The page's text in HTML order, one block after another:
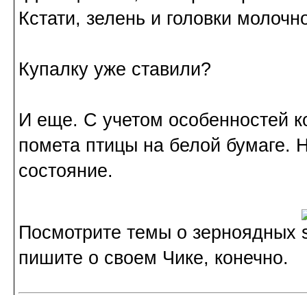
Кстати, зелень и головки
Купалку уже ставили?
И еще. С учетом особенностей
помета птицы на белой бумаге.
состояние.
Посмотрите темы о зерноядных
пишите о своем Чике, конечно.